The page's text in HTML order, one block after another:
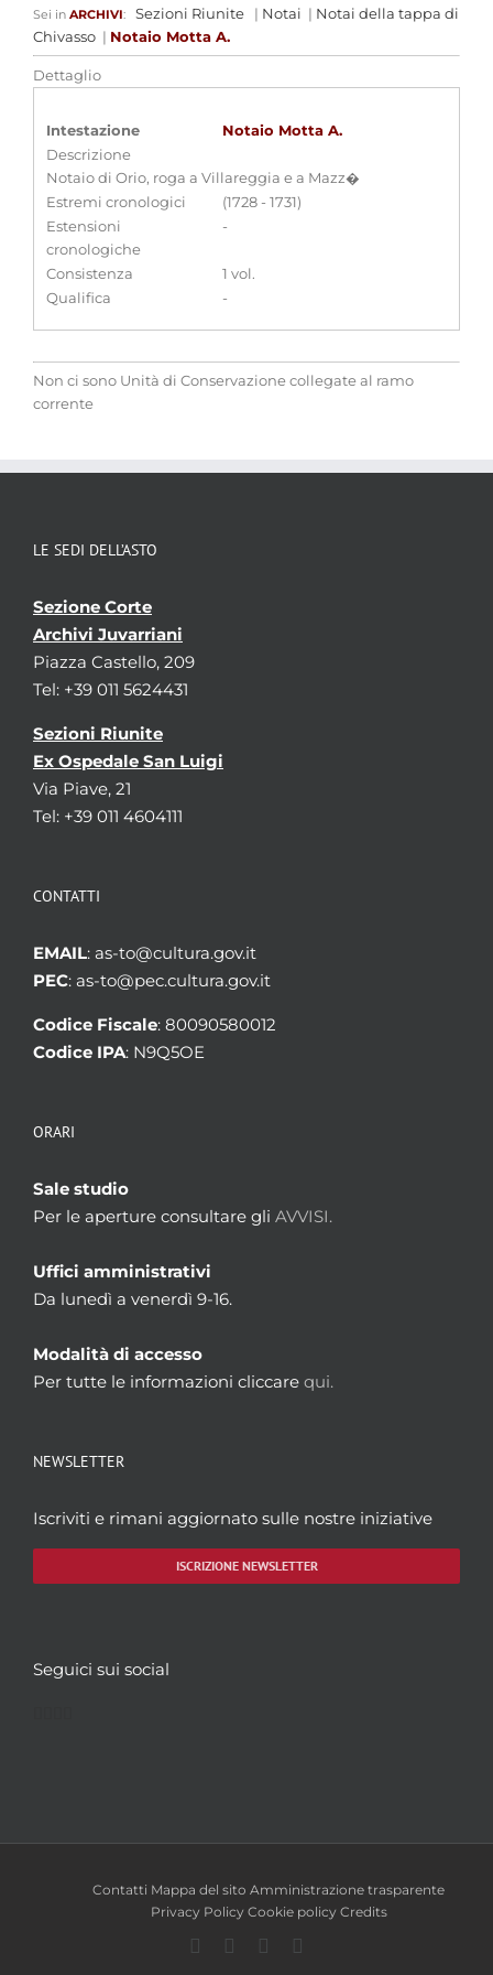
Sei in ARCHIVI: Sezioni Riunite | Notai | Notai della tappa di
Chivasso | Notaio Motta A.
Dettaglio
Intestazione
Notaio Motta A.
Descrizione
Notaio di Orio, roga a Villareggia e a Mazz�
Estremi cronologici
(1728 - 1731)
Estensioni
cronologiche
-
Consistenza
1 vol.
Qualifica
-
Non ci sono Unità di Conservazione collegate al ramo
corrente
LE SEDI DELL’ASTO
Sezione Corte
Archivi Juvarriani
Piazza Castello, 209
Tel: +39 011 5624431
Sezioni Riunite
Ex Ospedale San Luigi
Via Piave, 21
Tel: +39 011 4604111
CONTATTI
EMAIL: as-to@cultura.gov.it
PEC: as-to@pec.cultura.gov.it
Codice Fiscale: 80090580012
Codice IPA: N9Q5OE
ORARI
Sale studio
Per le aperture consultare gli AVVISI.
Uffici amministrativi
Da lunedì a venerdì 9-16.
Modalità di accesso
Per tutte le informazioni cliccare qui.
NEWSLETTER
Iscriviti e rimani aggiornato sulle nostre iniziative
ISCRIZIONE NEWSLETTER
Seguici sui social
Contatti Mappa del sito Amministrazione trasparente
Privacy Policy Cookie policy Credits
Facebook
TwitterYouTube